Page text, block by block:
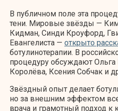
В публичном поле эта
тени. Мировые звёзды —
Кидман, Синди Кроуфорд,
Евангелиста — открыто
ботулинотерапии. В
процедуру обсуждают Ольга
Королёва, Ксения Собчак и
Звёздный опыт делает
но за внешним эффектом
врача и грамотный подход к